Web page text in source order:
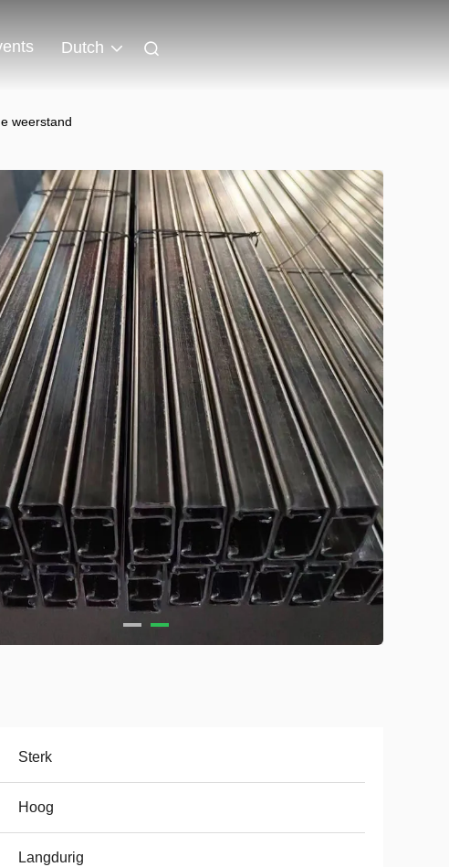
Dutch
weerstand
Sterk
Hoog
Langdurig